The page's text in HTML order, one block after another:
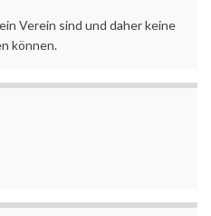
Verein sind und daher keine
können.